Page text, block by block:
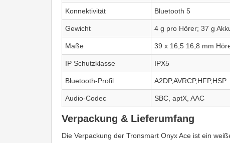
Konnektivität Bluetooth 5
Gewicht 4 g pro Hörer; 37 g
Maße 39 x 16,5 16,8 mm
IP Schutzklasse IPX5
Bluetooth-Profil A2DP,AVRCP,HFP,HSP
Audio-Codec SBC, aptX, AAC
Verpackung & Lieferumfang
Die Verpackung der Tronsmart Onyx Ace ist ein